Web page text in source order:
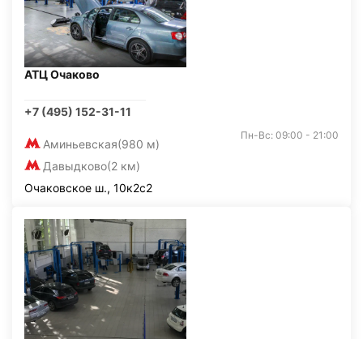
АТЦ Очаково
+7 (495) 152-31-11
Аминьевская(980 м)
Давыдково(2 км)
Пн-Вс: 09:00 - 21:00
Очаковское ш., 10к2с2